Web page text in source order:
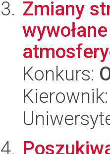
Zmiany
Konkurs: